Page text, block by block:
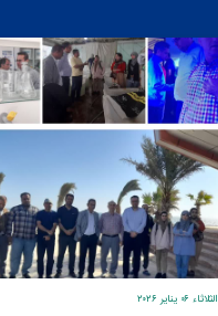
الثلاثاء ٠٦ يناير ٢٠٢٦